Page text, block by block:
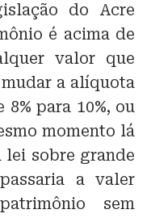
do Acre
é acima de
valor que
a alíquota
para 10%, ou
momento lá
lei sobre grande
a valer
sem